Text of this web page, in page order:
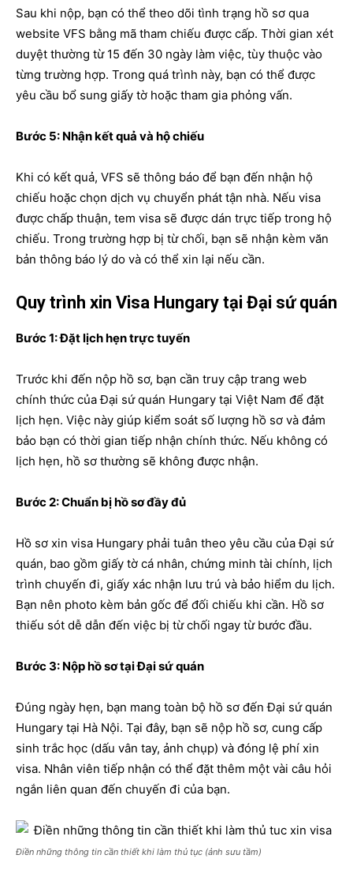
Sau khi nộp, bạn có thể theo dõi tình trạng hồ sơ qua
website VFS bằng mã tham chiếu được cấp. Thời gian xét
duyệt thường từ 15 đến 30 ngày làm việc, tùy thuộc vào
từng trường hợp. Trong quá trình này, bạn có thể được
yêu cầu bổ sung giấy tờ hoặc tham gia phỏng vấn.
Bước 5: Nhận kết quả và hộ chiếu
Khi có kết quả, VFS sẽ thông báo để bạn đến nhận hộ
chiếu hoặc chọn dịch vụ chuyển phát tận nhà. Nếu visa
được chấp thuận, tem visa sẽ được dán trực tiếp trong hộ
chiếu. Trong trường hợp bị từ chối, bạn sẽ nhận kèm văn
bản thông báo lý do và có thể xin lại nếu cần.
Quy trình xin Visa Hungary tại Đại sứ quán
Bước 1: Đặt lịch hẹn trực tuyến
Trước khi đến nộp hồ sơ, bạn cần truy cập trang web
chính thức của Đại sứ quán Hungary tại Việt Nam để đặt
lịch hẹn. Việc này giúp kiểm soát số lượng hồ sơ và đảm
bảo bạn có thời gian tiếp nhận chính thức. Nếu không có
lịch hẹn, hồ sơ thường sẽ không được nhận.
Bước 2: Chuẩn bị hồ sơ đầy đủ
Hồ sơ xin visa Hungary phải tuân theo yêu cầu của Đại sứ
quán, bao gồm giấy tờ cá nhân, chứng minh tài chính, lịch
trình chuyến đi, giấy xác nhận lưu trú và bảo hiểm du lịch.
Bạn nên photo kèm bản gốc để đối chiếu khi cần. Hồ sơ
thiếu sót dễ dẫn đến việc bị từ chối ngay từ bước đầu.
Bước 3: Nộp hồ sơ tại Đại sứ quán
Đúng ngày hẹn, bạn mang toàn bộ hồ sơ đến Đại sứ quán
Hungary tại Hà Nội. Tại đây, bạn sẽ nộp hồ sơ, cung cấp
sinh trắc học (dấu vân tay, ảnh chụp) và đóng lệ phí xin
visa. Nhân viên tiếp nhận có thể đặt thêm một vài câu hỏi
ngắn liên quan đến chuyến đi của bạn.
Điền những thông tin cần thiết khi làm thủ tục (ảnh sưu tầm)